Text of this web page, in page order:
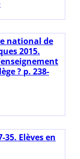
national de
2015.
? p. 238-
35. Elèves en